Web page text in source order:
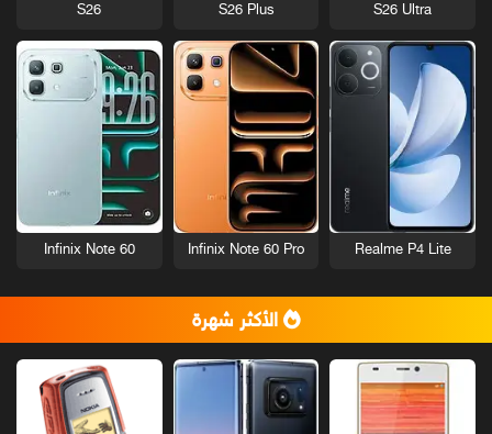
S26 Ultra
S26 Plus
S26
Realme P4 Lite
Infinix Note 60 Pro
Infinix Note 60
الأكثر شهرة